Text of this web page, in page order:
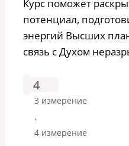
Курс поможет
потенциал,
энергий Высших
связь с Духом
3 измерение
,
4 измерение
4